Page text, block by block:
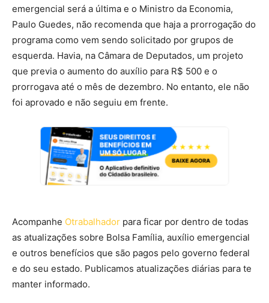
emergencial será a última e o Ministro da Economia,
Paulo Guedes, não recomenda que haja a prorrogação do
programa como vem sendo solicitado por grupos de
esquerda. Havia, na Câmara de Deputados, um projeto
que previa o aumento do auxílio para R$ 500 e o
prorrogava até o mês de dezembro. No entanto, ele não
foi aprovado e não seguiu em frente.
Acompanhe Otrabalhador para ficar por dentro de todas
as atualizações sobre Bolsa Família, auxílio emergencial
e outros benefícios que são pagos pelo governo federal
e do seu estado. Publicamos atualizações diárias para te
manter informado.